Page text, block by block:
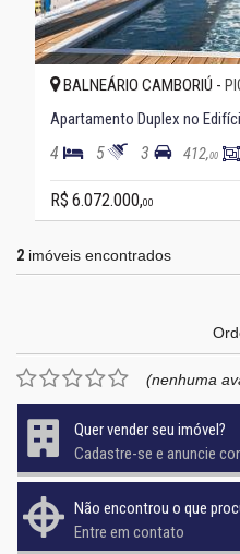
BALNEÁRIO CAMBORIÚ -
Apartamento Duplex no
4 5 3 412,00
R$ 6.072.000,00
2 imóveis encontrados
(nenhuma
Quer vender seu imóvel?
Cadastre-se e anuncie
Não encontrou o que
Entre em contato